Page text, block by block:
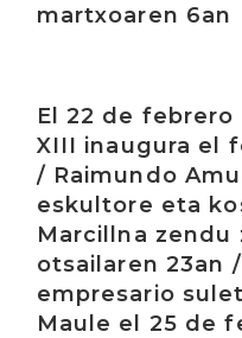
martxoaren 6an
El 22 de febrero
XIII inaugura el
/ Raimundo
eskultore eta
Marcillna zendu
otsailaren 23an
empresario
Maule el 25 de